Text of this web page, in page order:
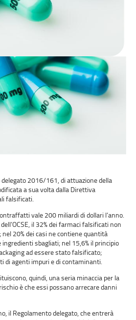
2016/161, di attuazione della
a sua volta dalla Direttiva
falsificati.
vale 200 miliardi di dollari l’anno.
il 32% dei farmaci falsificati non
20% dei casi ne contiene quantità
sbagliati; nel 15,6% il principio
ad essere stato falsificato;
di agenti impuri e di contaminanti.
quindi, una seria minaccia per la
è che essi possano arrecare danni
il Regolamento delegato, che entrerà